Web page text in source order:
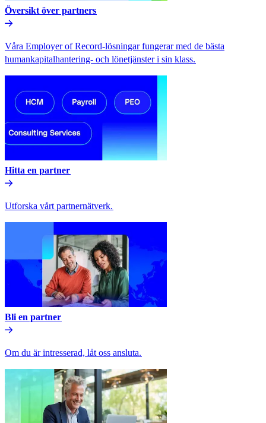
Översikt över partners​​
Våra Employer of Record-lösningar fungerar med de bästa
humankapitalhantering- och lönetjänster i sin klass.​​
Hitta en partner​​
Utforska vårt partnernätverk.​​
Bli en partner​​
Om du är intresserad, låt oss ansluta.​​